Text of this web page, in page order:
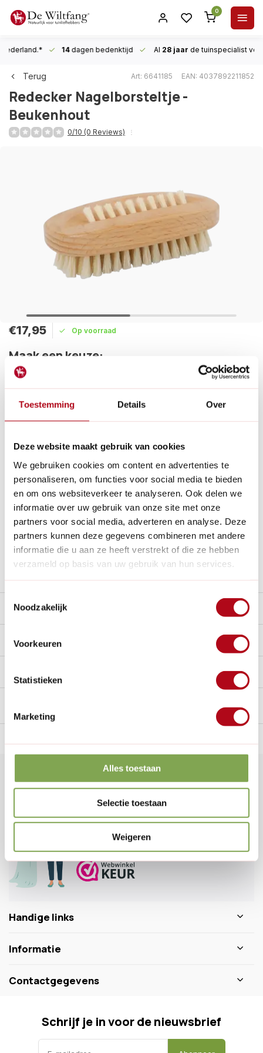
Toestemming Details Over
Deze website maakt gebruik van cookies
We gebruiken cookies om content en advertenties te
personaliseren, om functies voor social media te bieden
en om ons websiteverkeer te analyseren. Ook delen we
informatie over uw gebruik van onze site met onze
partners voor social media, adverteren en analyse. Deze
partners kunnen deze gegevens combineren met andere
informatie die u aan ze heeft verstrekt of die ze hebben
verzameld op basis van uw gebruik van hun services.
Toestemmingsselectie
Noodzakelijk
Voorkeuren
Statistieken
Marketing
Alles toestaan
Selectie toestaan
Weigeren
0
14dagen bedenktijd Al 28 jaar de tuinspecialist
Terug Art: 6641185 EAN: 4037892211852
Redecker Nagelborsteltje -
Beukenhout
0/10 (0 Reviews)
€17,95 Op voorraad
Maak een keuze:
Levertijd: 1 - 2 werkdagen
Vandaag verzonden?
Je hebt nog:
duurzaam beukenhout.
Lees meer
Betaal achteraf met Riverty.
Gratis verzenden
vanaf € 60 in België en Nederland.*
14
dagen bedenktijd
Al
28 jaar
de tuinspecialist voor tuinliefhebbers
Nieuw:
Haal je bestelling in Wilnis bij ons op!
Stel een vraag over dit product
Beschrijving
Reviews
Klantenservice
Veelgestelde vragen
+31 640511932
Handige links
Informatie
Contactgegevens
Schrijf je in voor de nieuwsbrief